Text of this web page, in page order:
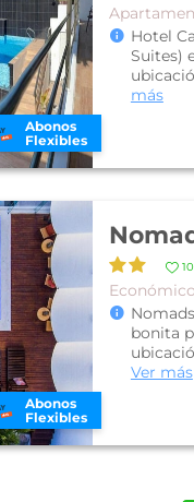
Abonos
Flexibles
Hotel
Suites)
más
Abonos
Flexibles
10
bonita
Ver más